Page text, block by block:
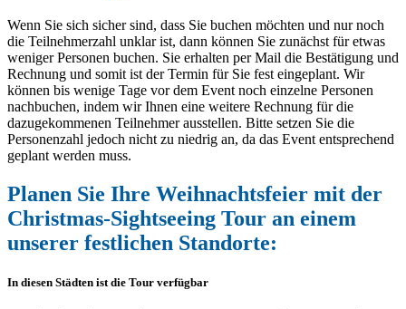
Wenn Sie sich sicher sind, dass Sie buchen möchten und nur noch
die Teilnehmerzahl unklar ist, dann können Sie zunächst für etwas
weniger Personen buchen. Sie erhalten per Mail die Bestätigung und
Rechnung und somit ist der Termin für Sie fest eingeplant. Wir
können bis wenige Tage vor dem Event noch einzelne Personen
nachbuchen, indem wir Ihnen eine weitere Rechnung für die
dazugekommenen Teilnehmer ausstellen. Bitte setzen Sie die
Personenzahl jedoch nicht zu niedrig an, da das Event entsprechend
geplant werden muss.
Planen Sie Ihre Weihnachtsfeier mit der
Christmas-Sightseeing Tour an einem
unserer festlichen Standorte:
In diesen Städten ist die Tour verfügbar